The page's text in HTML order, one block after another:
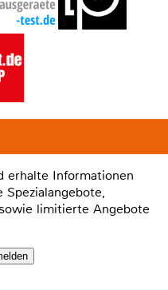
erhalte Informationen
Spezialangebote,
limitierte Angebote